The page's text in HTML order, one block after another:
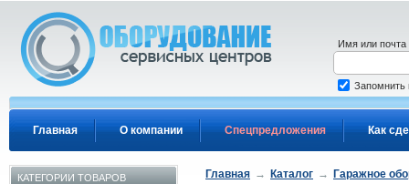
Главная О компании Спецпредложения Как
Имя или почта
Запомнить
КАТЕГОРИИ ТОВАРОВ Главная → Каталог → Гаражное